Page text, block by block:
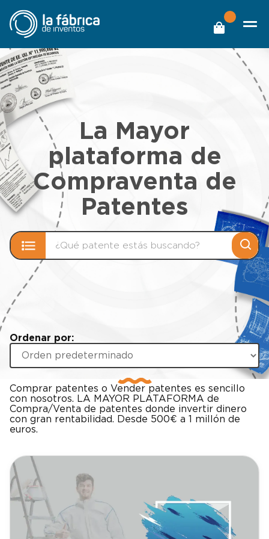
La Mayor
plataforma de
Compraventa de
Patentes
Comprar patentes o Vender patentes es sencillo
con nosotros. LA MAYOR PLATAFORMA de
Compra/Venta de patentes donde invertir dinero
con gran rentabilidad. Desde 500€ a 1 millón de
euros.
Ordenar por: